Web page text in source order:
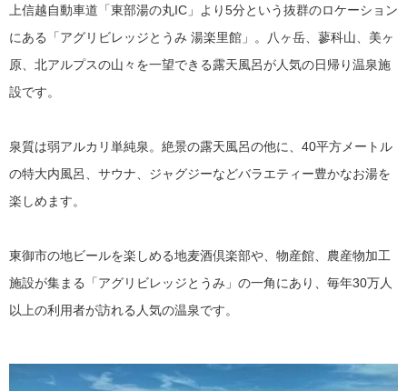
上信越自動車道「東部湯の丸IC」より5分という抜群のロケーション
にある「アグリビレッジとうみ 湯楽里館」。八ヶ岳、蓼科山、美ヶ
原、北アルプスの山々を一望できる露天風呂が人気の日帰り温泉施
設です。
泉質は弱アルカリ単純泉。絶景の露天風呂の他に、40平方メートル
の特大内風呂、サウナ、ジャグジーなどバラエティー豊かなお湯を
楽しめます。
東御市の地ビールを楽しめる地麦酒倶楽部や、物産館、農産物加工
施設が集まる「アグリビレッジとうみ」の一角にあり、毎年30万人
以上の利用者が訪れる人気の温泉です。